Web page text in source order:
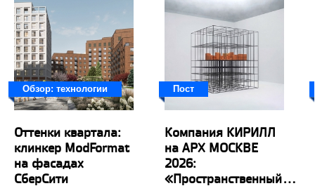
Обзор: технологии
Оттенки квартала:
клинкер ModFormat
на фасадах
СберСити
Пост
Компания КИРИЛЛ
на АРХ МОСКВЕ
2026:
«Пространственный...